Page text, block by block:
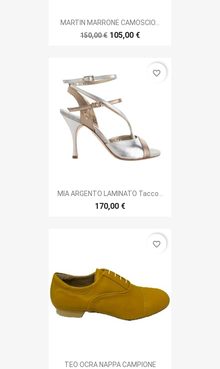
MARTIN MARRONE CAMOSCIO...
150,00 € 105,00 €
MIA ARGENTO LAMINATO Tacco...
170,00 €
favorite_border
TEO OCRA NAPPA CAMPIONE
favorite_border